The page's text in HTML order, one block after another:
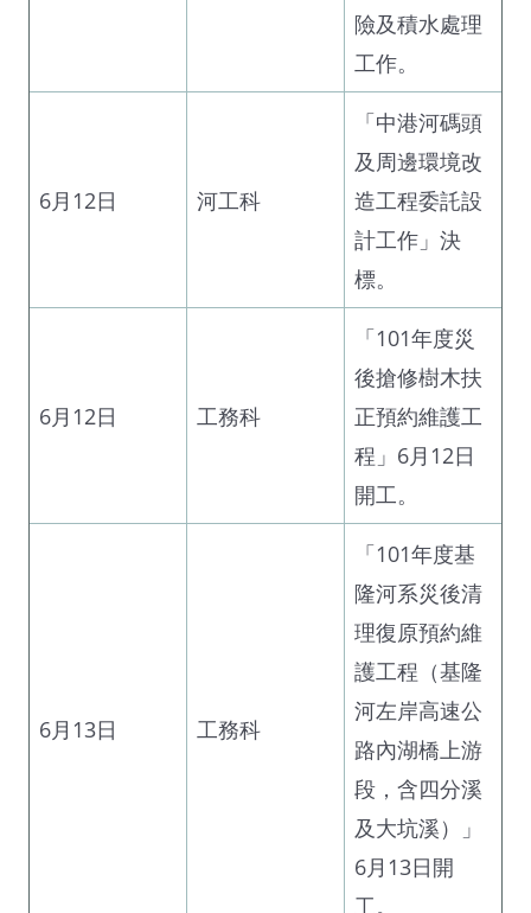
險及積水處理
工作。
6月12日 河工科
「中港河碼頭
及周邊環境改
造工程委託設
計工作」決
標。
6月12日 工務科
「101年度災
後搶修樹木扶
正預約維護工
程」6月12日
開工。
6月13日 工務科
「101年度基
隆河系災後清
理復原預約維
護工程（基隆
河左岸高速公
路內湖橋上游
段，含四分溪
及大坑溪）」
6月13日開
工。